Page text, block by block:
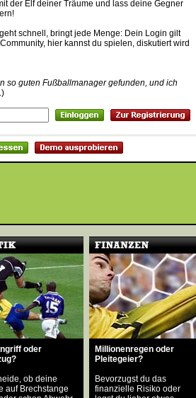
der Elf deiner Träume und lass deine Gegner
schnell, bringt jede Menge: Dein Login gilt
hier kannst du spielen, diskutiert wird
so guten Fußballmanager gefunden, und ich
oder
ob deine
auf Brechstange
Millionenregen oder
Pleitegeier?
Bevorzugst du das
finanzielle Risiko oder